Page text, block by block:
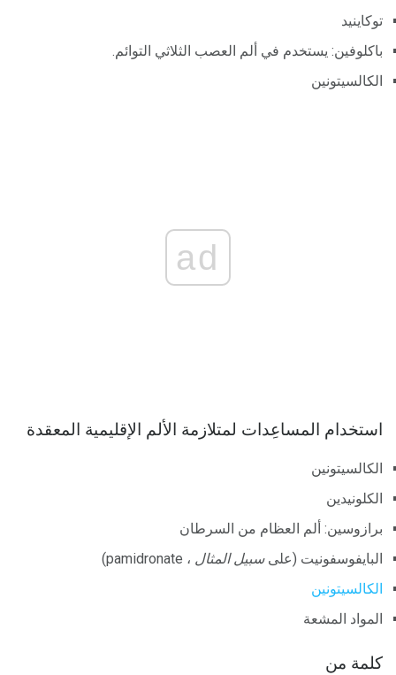
توكاينيد
باكلوفين: يستخدم في ألم العصب الثلاثي التوائم.
الكالسيتونين
ad
استخدام المساعِدات لمتلازمة الألم الإقليمية المعقدة
الكالسيتونين
الكلونيدين
برازوسين: ألم العظام من السرطان
البايفوسفونيت (علىسبيل المثال ، pamidronate)
الكالسيتونين
المواد المشعة
كلمة من